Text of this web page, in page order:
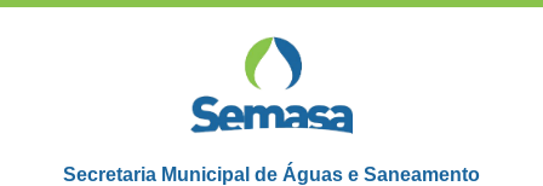
Secretaria Municipal de Águas e Saneamento